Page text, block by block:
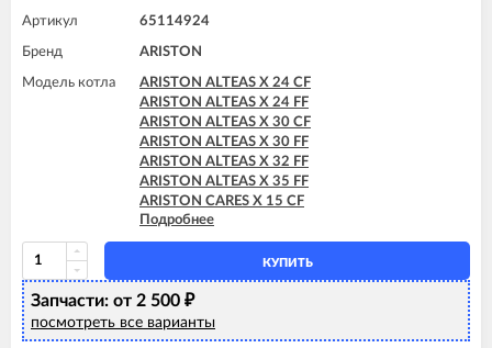
Артикул 65114924
Бренд ARISTON
Модель котла
ARISTON ALTEAS X 24 CF
ARISTON ALTEAS X 24 FF
ARISTON ALTEAS X 30 CF
ARISTON ALTEAS X 30 FF
ARISTON ALTEAS X 32 FF
ARISTON ALTEAS X 35 FF
ARISTON CARES X 15 CF
ARISTON CARES X 15 FF
ARISTON CARES X 18 FF
ARISTON CARES X 24 CF
ARISTON CARES X 24 FF
ARISTON CARES X SYSTEM 24 CF
ARISTON CARES X SYSTEM 24 FF
ARISTON CLAS B X 24 FF
Подробнее
КУПИТЬ
Запчасти: от 2 500 ₽
посмотреть все варианты